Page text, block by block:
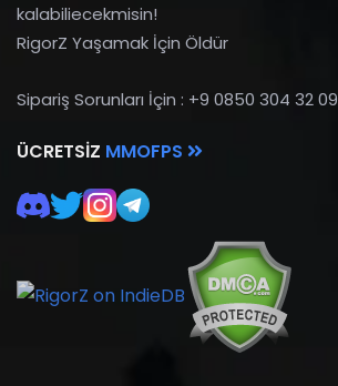
kalabiliecekmisin!
RigorZ Yaşamak İçin Öldür
Sipariş Sorunları İçin : +9 0850 304 32 09
ÜCRETSIZ MMOFPS